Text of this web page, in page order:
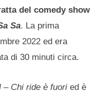
del comedy show
Sa. La prima
2022 ed era
di 30 minuti circa.
– Chi ride è fuoried è